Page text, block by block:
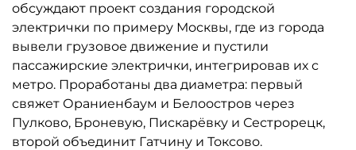
обсуждают проект создания городской
электрички по примеру Москвы, где из города
вывели грузовое движение и пустили
пассажирские электрички, интегрировав их с
метро. Проработаны два диаметра: первый
свяжет Ораниенбаум и Белоостров через
Пулково, Броневую, Пискарёвку и Сестрорецк,
второй объединит Гатчину и Токсово.